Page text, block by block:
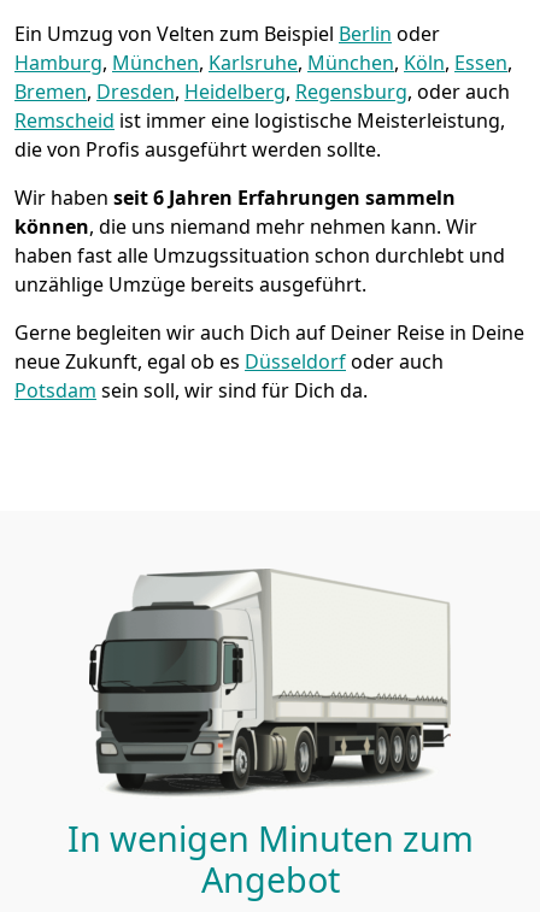
Ein Umzug von Velten zum Beispiel Berlin oder
Hamburg, München, Karlsruhe, München, Köln, Essen,
Bremen, Dresden, Heidelberg, Regensburg, oder auch
Remscheid ist immer eine logistische Meisterleistung,
die von Profis ausgeführt werden sollte.
Wir haben seit6 Jahren Erfahrungen sammeln
können, die uns niemand mehr nehmen kann. Wir
haben fast alle Umzugssituation schon durchlebt und
unzählige Umzüge bereits ausgeführt.
Gerne begleiten wir auch Dich auf Deiner Reise in Deine
neue Zukunft, egal ob es Düsseldorfoder auch
Potsdam sein soll, wir sind für Dich da.
In wenigen Minuten zum
Angebot